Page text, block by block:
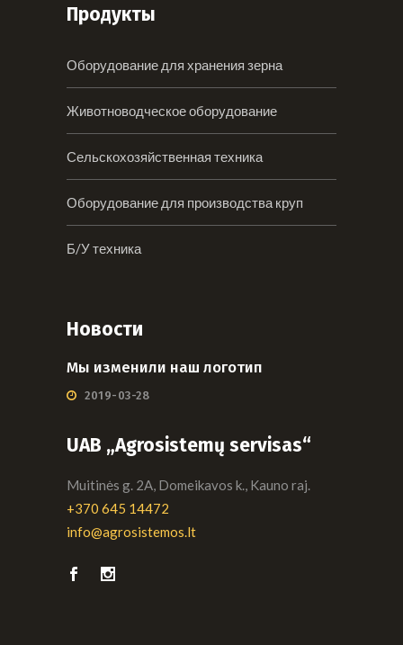
Продукты
Оборудование для хранения зерна
Животноводческое оборудование
Сельскохозяйственная техника
Оборудование для производства круп
Б/У техника
Новости
Мы изменили наш логотип
2019-03-28
UAB „Agrosistemų servisas“
Muitinės g. 2A, Domeikavos k., Kauno raj.
+370 645 14472
info@agrosistemos.lt